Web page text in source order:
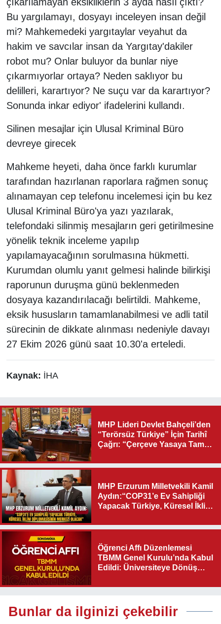
çıkarılamayan eksikliklerin 3 ayda nasıl çıktı?
Bu yargılamayı, dosyayı inceleyen insan değil
mi? Mahkemedeki yargıtaylar veyahut da
hakim ve savcılar insan da Yargıtay'dakiler
robot mu? Onlar buluyor da bunlar niye
çıkarmıyorlar ortaya? Neden saklıyor bu
delilleri, karartıyor? Ne suçu var da karartıyor?
Sonunda inkar ediyor' ifadelerini kullandı.
Silinen mesajlar için Ulusal Kriminal Büro
devreye girecek
Mahkeme heyeti, daha önce farklı kurumlar
tarafından hazırlanan raporlara rağmen sonuç
alınamayan cep telefonu incelemesi için bu kez
Ulusal Kriminal Büro'ya yazı yazılarak,
telefondaki silinmiş mesajların geri getirilmesine
yönelik teknik inceleme yapılıp
yapılamayacağının sorulmasına hükmetti.
Kurumdan olumlu yanıt gelmesi halinde bilirkişi
raporunun duruşma günü beklenmeden
dosyaya kazandırılacağı belirtildi. Mahkeme,
eksik hususların tamamlanabilmesi ve adli tatil
sürecinin de dikkate alınması nedeniyle davayı
27 Ekim 2026 günü saat 10.30'a erteledi.
Kaynak: İHA
MHP Lideri Devlet Bahçeli’den
“Terörsüz Türkiye” İçin Tarihî
Çağrı: “Çerçeve Yasaya Tam
MHP Erzurum Milletvekili Kamil
Aydın:“COP31’e Ev Sahipliği
Yapacak Türkiye, Küresel İklim
Olacak"
Öğrenci Affı Düzenlemesi
TBMM Genel Kurulu’nda Kabul
Edildi: Üniversiteye Dönüş
Bunlar da ilginizi çekebilir